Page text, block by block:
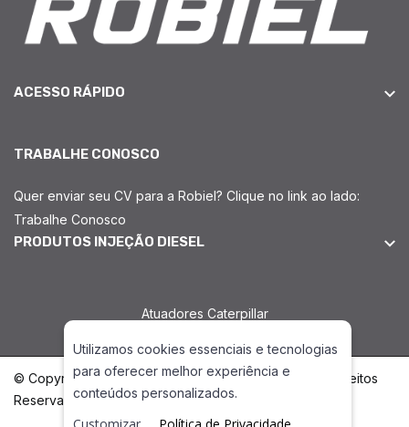
ACESSO RÁPIDO
TRABALHE CONOSCO
Quer enviar seu CV para a Robiel? Clique no link ao lado:
Trabalhe Conosco
PRODUTOS INJEÇÃO DIESEL
Atuadores Caterpillar
© Copyright 2026. DIVIA Marketing Digital. Todos os Direitos
Reservados
Utilizamos cookies essenciais e tecnologias
para oferecer melhor experiência e
conteúdos personalizados.